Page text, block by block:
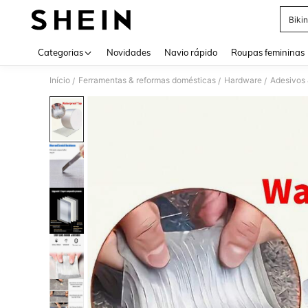
Categorias Novidades Navio rápido Roupas femininas
Início / Ferramentas & reformas domésticas / Hardware / Adesivos